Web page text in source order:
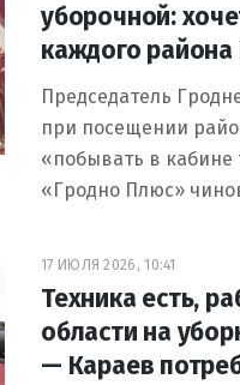
уборочной:
каждого
Председатель
при посещении
«побывать в кабине
«Гродно Плюс»
17 ИЮЛЯ 2026, 10:41
Техника есть,
области на
— Караев